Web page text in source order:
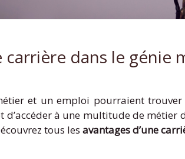
dans le génie
et un emploi pourraient
à une multitude de métier
tous les avantages d’une